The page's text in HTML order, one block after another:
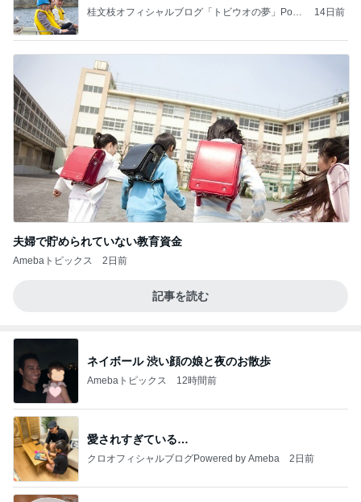
桂文枝オフィシャルブログ「トビウオの夢」Pow
14日前
夫婦で貯められていない教育資金
Amebaトピックス 2日前
記事を読む
ネイボール 渋い顔の娘と夜のお散歩
Amebaトピックス 12時間前
愛されすぎている…
クロオフィシャルブログPowered by Ameba 2日前